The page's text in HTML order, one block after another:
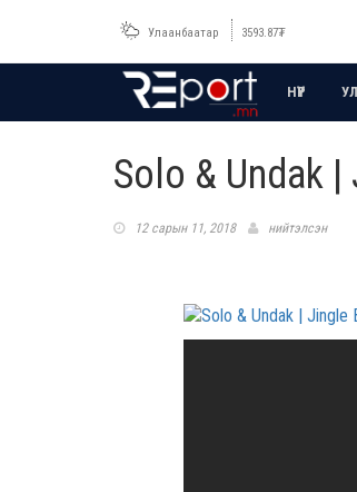
Улаанбаатар 3593.87₮
НҮҮР
Solo & Undak
12 сарын 11, 2018 нийтэлсэн